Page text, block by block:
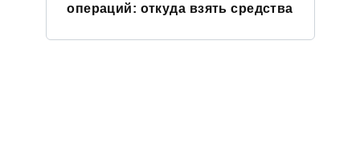
операций: откуда взять средства